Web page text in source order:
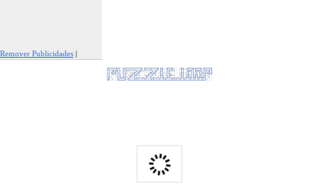
Remover Publicidades |